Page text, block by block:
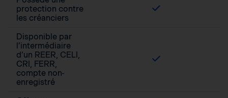
protection contre
les créanciers
Disponible par
l’intermédiaire
d’un REER, CELI,
CRI, FERR,
compte non-
enregistré